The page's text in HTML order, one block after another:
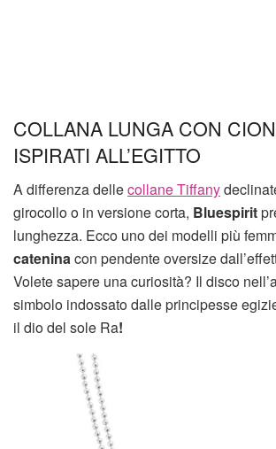
COLLANA LUNGA CON
ISPIRATI ALL’EGITTO
A differenza dellecollane Tiffany
girocollo o in versione corta, Bluespirit
lunghezza. Ecco uno dei modelli più
catenina con pendente oversize
Volete sapere una curiosità? Il disco
simbolo indossato dalle principesse
il dio del sole Ra!